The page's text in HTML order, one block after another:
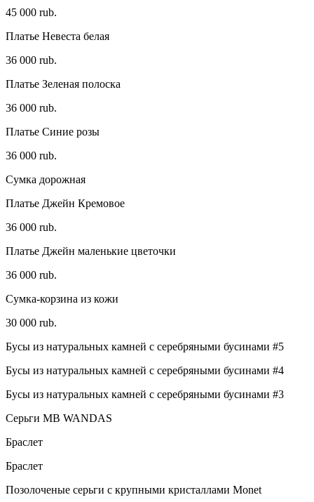
45 000 rub.
Платье Невеста белая
36 000 rub.
Платье Зеленая полоска
36 000 rub.
Платье Синие розы
36 000 rub.
Сумка дорожная
Платье Джейн Кремовое
36 000 rub.
Платье Джейн маленькие цветочки
36 000 rub.
Сумка-корзина из кожи
30 000 rub.
Бусы из натуральных камней с серебряными бусинами #5
Бусы из натуральных камней с серебряными бусинами #4
Бусы из натуральных камней с серебряными бусинами #3
Серьги MB WANDAS
Браслет
Браслет
Позолоченые серьги с крупными кристаллами Monet